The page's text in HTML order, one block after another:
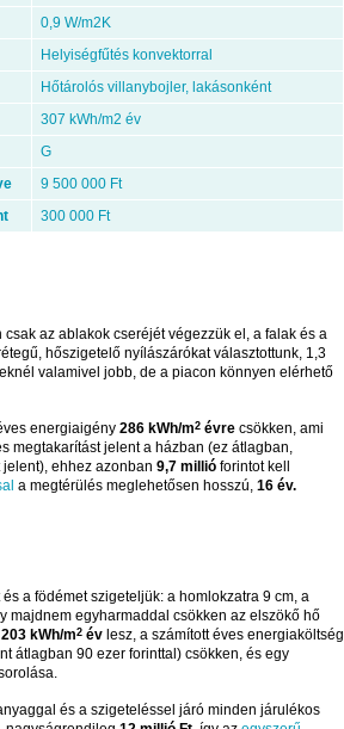
0,9 W/m2K
Helyiségfűtés konvektorral
Hőtárolós villanybojler, lakásonként
307 kWh/m2 év
G
9 500 000 Ft
300 000 Ft
az ablakok cseréjét végezzük el, a falak és a
hőszigetelő nyílászárókat választottunk, 1,3
valamivel jobb, de a piacon könnyen elérhető
energiaigény 286 kWh/m2 évre csökken, ami
megtakarítást jelent a házban (ez átlagban,
ehhez azonban 9,7 millió forintot kell
a megtérülés meglehetősen hosszú, 16 év.
a födémet szigeteljük: a homlokzatra 9 cm, a
majdnem egyharmaddal csökken az elszökő hő
203 kWh/m2 év lesz, a számított éves energiaköltség
átlagban 90 ezer forinttal) csökken, és egy
és a szigeteléssel járó minden járulékos